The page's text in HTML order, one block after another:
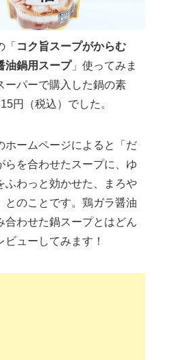
「 コク旨スープがからむ
油鍋用スープ」使ってみま
ーパーで購入した鍋の素
円（税込）でした。
ホームページによると「だ
らを合わせたスープに、ゆ
ふわっと効かせた、まろや
とのことです。鶏ガラ醤油
合わせた鍋スープとはどん
ビューしてみます！